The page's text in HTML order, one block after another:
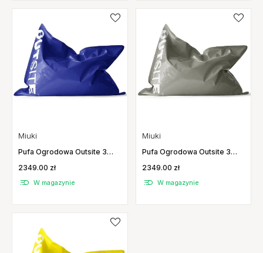
Miuki
Pufa Ogrodowa Outsite 3
2349.00 zł
W magazynie
Miuki
Pufa Ogrodowa Outsite 3
2349.00 zł
W magazynie